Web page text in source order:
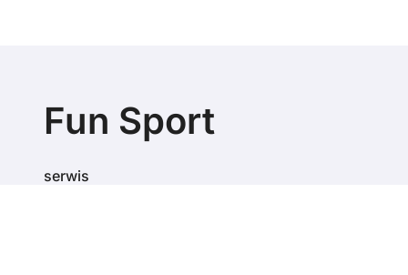
Fun Sport
serwis